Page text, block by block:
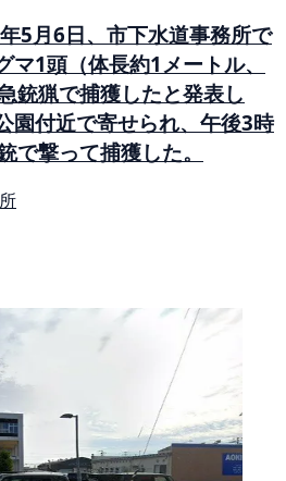
5月6日、市下水道事務所で
1頭（体長約1メートル、
銃猟で捕獲したと発表し
園付近で寄せられ、午後3時
で撃って捕獲した。